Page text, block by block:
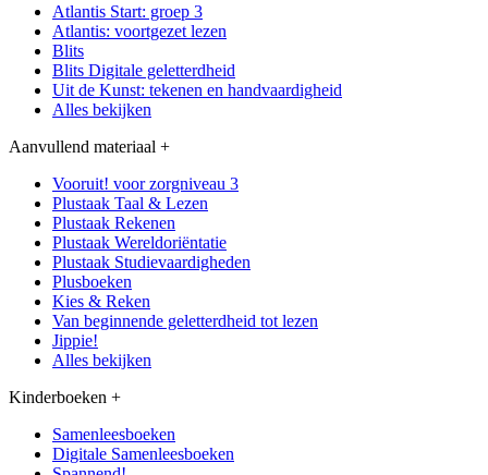
Atlantis Start: groep 3
Atlantis: voortgezet lezen
Blits
Blits Digitale geletterdheid
Uit de Kunst: tekenen en handvaardigheid
Alles bekijken
Aanvullend materiaal +
Vooruit! voor zorgniveau 3
Plustaak Taal & Lezen
Plustaak Rekenen
Plustaak Wereldoriëntatie
Plustaak Studievaardigheden
Plusboeken
Kies & Reken
Van beginnende geletterdheid tot lezen
Jippie!
Alles bekijken
Kinderboeken +
Samenleesboeken
Digitale Samenleesboeken